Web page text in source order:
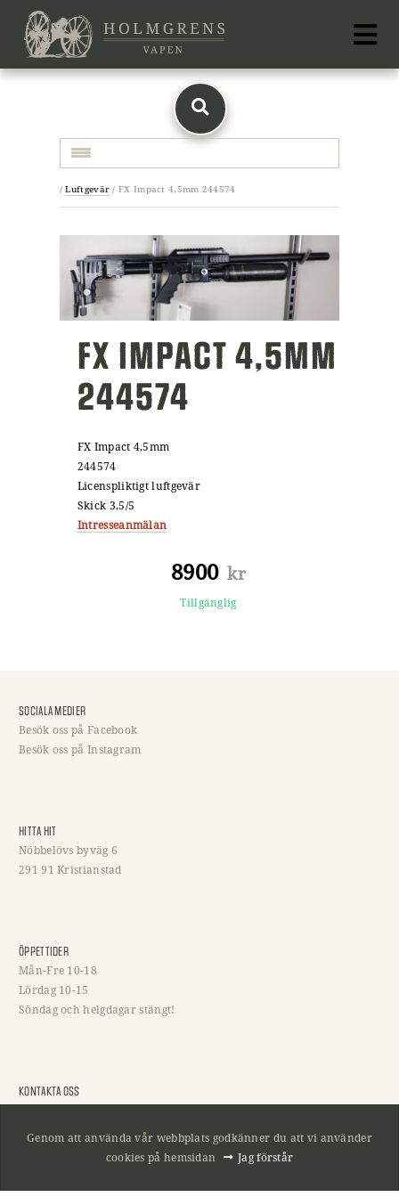
Genom att använda vår webbplats godkänner du att vi använder
cookies på hemsidan
Jag förstår
/ Luftgevär / FX Impact 4,5mm 244574
FX IMPACT 4,5MM
244574
FX Impact 4,5mm
244574
Licenspliktigt luftgevär
Skick 3,5/5
Intresseanmälan
8900 kr
Tillgänglig
SOCIALA MEDIER
Besök oss på Facebook
Besök oss på Instagram
HITTA HIT
Nöbbelövs byväg 6
291 91 Kristianstad
ÖPPETTIDER
Mån-Fre 10-18
Lördag 10-15
Söndag och helgdagar stängt!
KONTAKTA OSS